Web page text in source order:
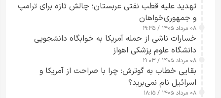
تهدید علیه قطب نفتی عربستان؛ چالش تازه برای ترامپ
و جمهوری‌خواهان
۰۸ مرداد ۱۴۰۵ / ۱۹:۳۵
خسارات ناشی از حمله آمریکا به خوابگاه دانشجویی
دانشگاه علوم پزشکی اهواز
۰۸ مرداد ۱۴۰۵ / ۱۹:۰۳
بقایی خطاب به گوترش: چرا با صراحت از آمریکا و
اسرائیل نام نمی‌برید؟
۰۸ مرداد ۱۴۰۵ / ۱۸:۱۵